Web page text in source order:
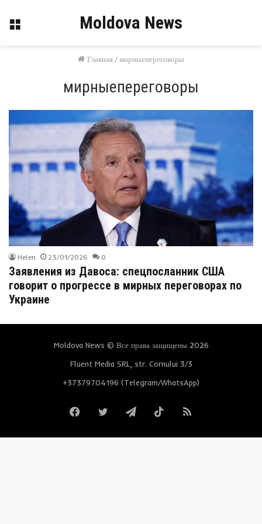
Меню Moldova News
Главная /мирныепереговоры
мирныепереговоры
Helen 23/01/2026 0
Заявления из Давоса: спецпосланник США
говорит о прогрессе в мирных переговорах по
Украине
Moldova News © Все права защищены 2026
Fluent Media SRL, str. Cornului 3/3
+37379704196 (Telegram/WhatsApp)
FacebookTwitterTelegramTikTokRSS